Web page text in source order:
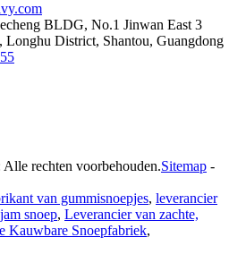
BLDG, No.1 Jinwan East 3
Longhu District, Shantou, Guangdong
rechten voorbehouden.Sitemap -
van gummisnoepjes, leverancier
snoep, Leverancier van zachte,
Kauwbare Snoepfabriek,